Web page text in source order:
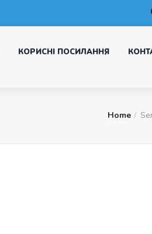
КОРИСНІ ПОСИЛАННЯ
Home